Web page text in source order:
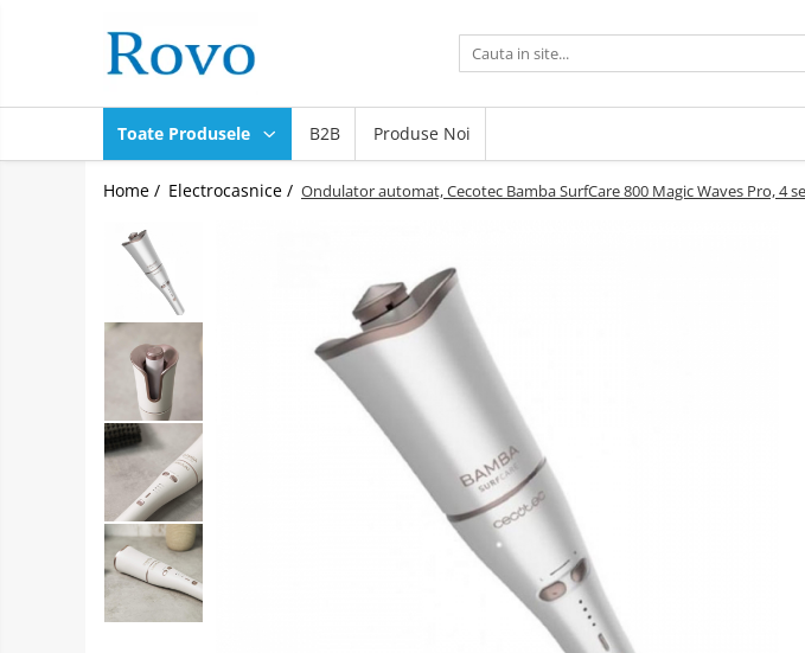
Toate Produsele
Corpuri de Iluminat
Intrerupatoare - Relee - Senzori
Prize - Prelungitoare - Sigurante
Ingrijire personala
Statie de incarcare masini
Toate Produsele B2B Produse Noi
Home / Electrocasnice / Ondulator automat, Cecotec Bamba SurfCare 800 Magic Waves Pro, 4